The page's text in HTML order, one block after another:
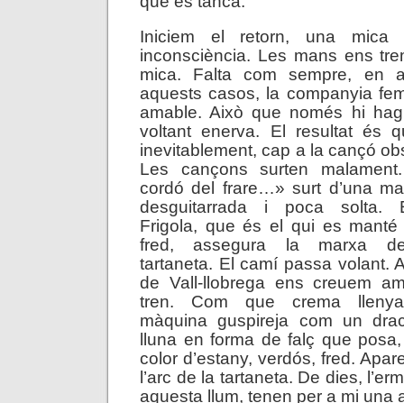
Iniciem el retorn, una mica
inconsciència. Les mans ens
mica. Falta com sempre, en
aquests casos, la companyia
amable. Això que només hi
voltant enerva. El resultat és
inevitablement, cap a la cançó
Les cançons surten
cordó del frare…» surt d’una
desguitarrada i poca solta.
Frigola, que és el qui es manté
fred, assegura la marxa
tartaneta. El camí passa volant.
de Vall-llobrega ens creuem
tren. Com que crema
màquina guspireja com un
lluna en forma de falç que
color d’estany, verdós, fred.
l’arc de la tartaneta. De dies,
aquesta llum, tenen per a mi una